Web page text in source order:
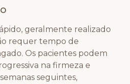
geralmente realizado
requer tempo de
Os pacientes podem
na firmeza e
seguintes,